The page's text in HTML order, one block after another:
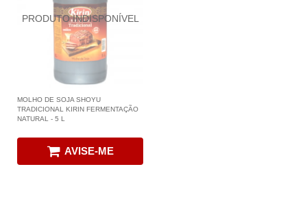
MOLHO DE SOJA SHOYU
TRADICIONAL KIRIN FERMENTAÇÃO
NATURAL - 5 L
AVISE-ME